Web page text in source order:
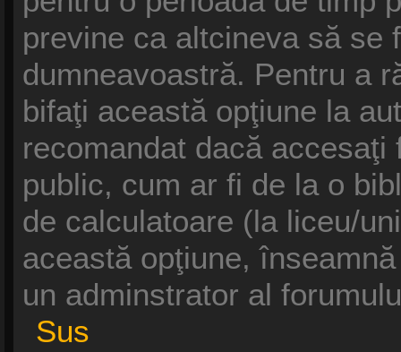
previne ca altcineva să se
dumneavoastră. Pentru a
bifaţi această opţiune la
recomandat dacă
public, cum ar fi de la o
de calculatoare (la liceu/
această opţiune,
un adminstrator al
Sus